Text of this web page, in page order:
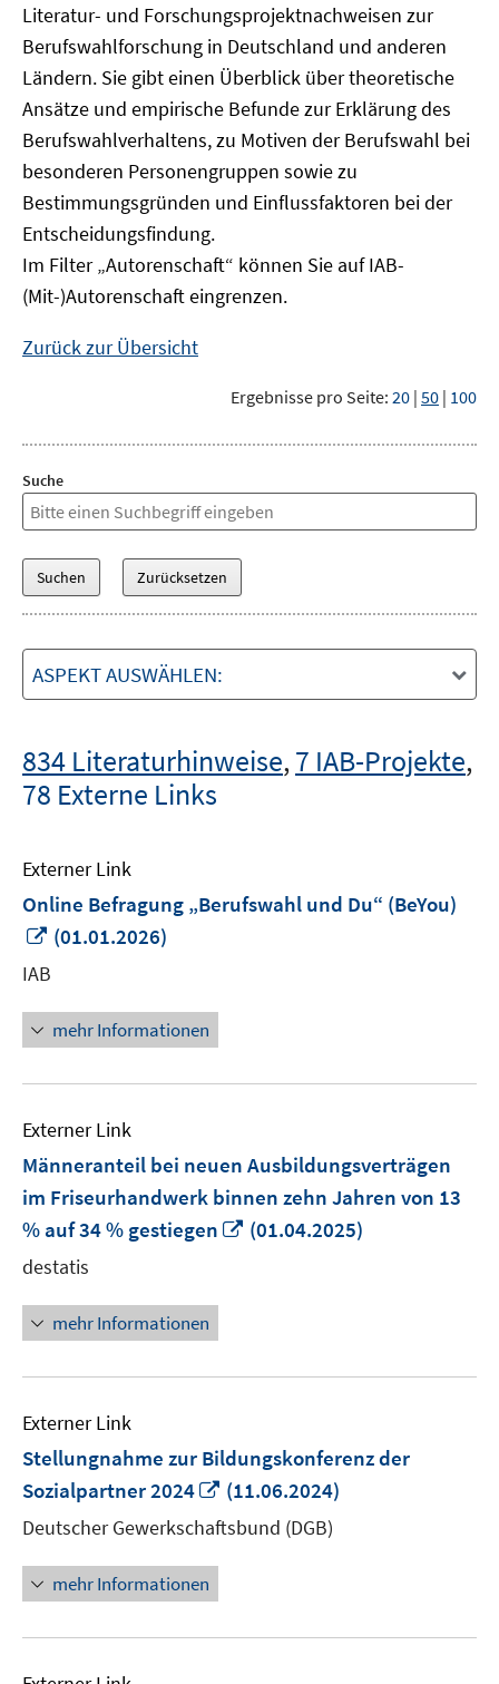
Literatur- und Forschungsprojektnachweisen zur
Berufswahlforschung in Deutschland und anderen
Ländern. Sie gibt einen Überblick über theoretische
Ansätze und empirische Befunde zur Erklärung des
Berufswahlverhaltens, zu Motiven der Berufswahl bei
besonderen Personengruppen sowie zu
Bestimmungsgründen und Einflussfaktoren bei der
Entscheidungsfindung.
Im Filter „Autorenschaft“ können Sie auf IAB-
(Mit-)Autorenschaft eingrenzen.
Zurück zur Übersicht
Ergebnisse pro Seite: 20 | 50 | 100
Suche
ASPEKT AUSWÄHLEN:
834 Literaturhinweise,7 IAB-Projekte,
78 Externe Links
Externer Link
Online Befragung „Berufswahl und Du“ (BeYou)
In
Fenster
öffnen
(01.01.2026)
IAB
mehr Informationen
Externer Link
Männeranteil bei neuen Ausbildungsverträgen
im Friseurhandwerk binnen zehn Jahren von 13
% auf 34 % gestiegen
In
(01.04.2025)
destatis
mehr Informationen
Externer Link
Stellungnahme zur Bildungskonferenz der
Sozialpartner 2024
In
neuem
Fenster
(11.06.2024)
Deutscher Gewerkschaftsbund (DGB)
mehr Informationen